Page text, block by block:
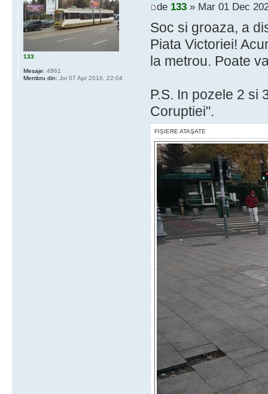
de 133» Mar 01 Dec
Soc si groaza, a
Piata Victoriei!
la metrou. Poate
P.S. In pozele 2 si
Coruptiei".
FIŞIERE ATAŞATE
133
Mesaje: 4861
Membru din: Joi 07 Apr 2016, 22:04